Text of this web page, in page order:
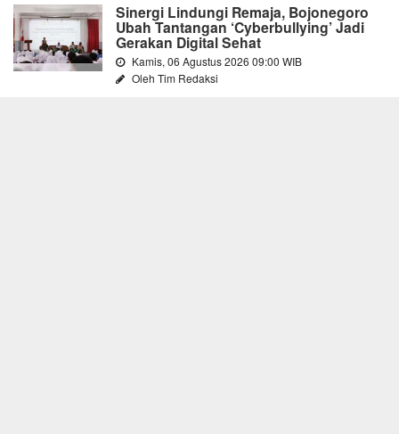
Sinergi Lindungi Remaja, Bojonegoro
Ubah Tantangan ‘Cyberbullying’ Jadi
Gerakan Digital Sehat
Kamis, 06 Agustus 2026 09:00 WIB
Oleh Tim Redaksi